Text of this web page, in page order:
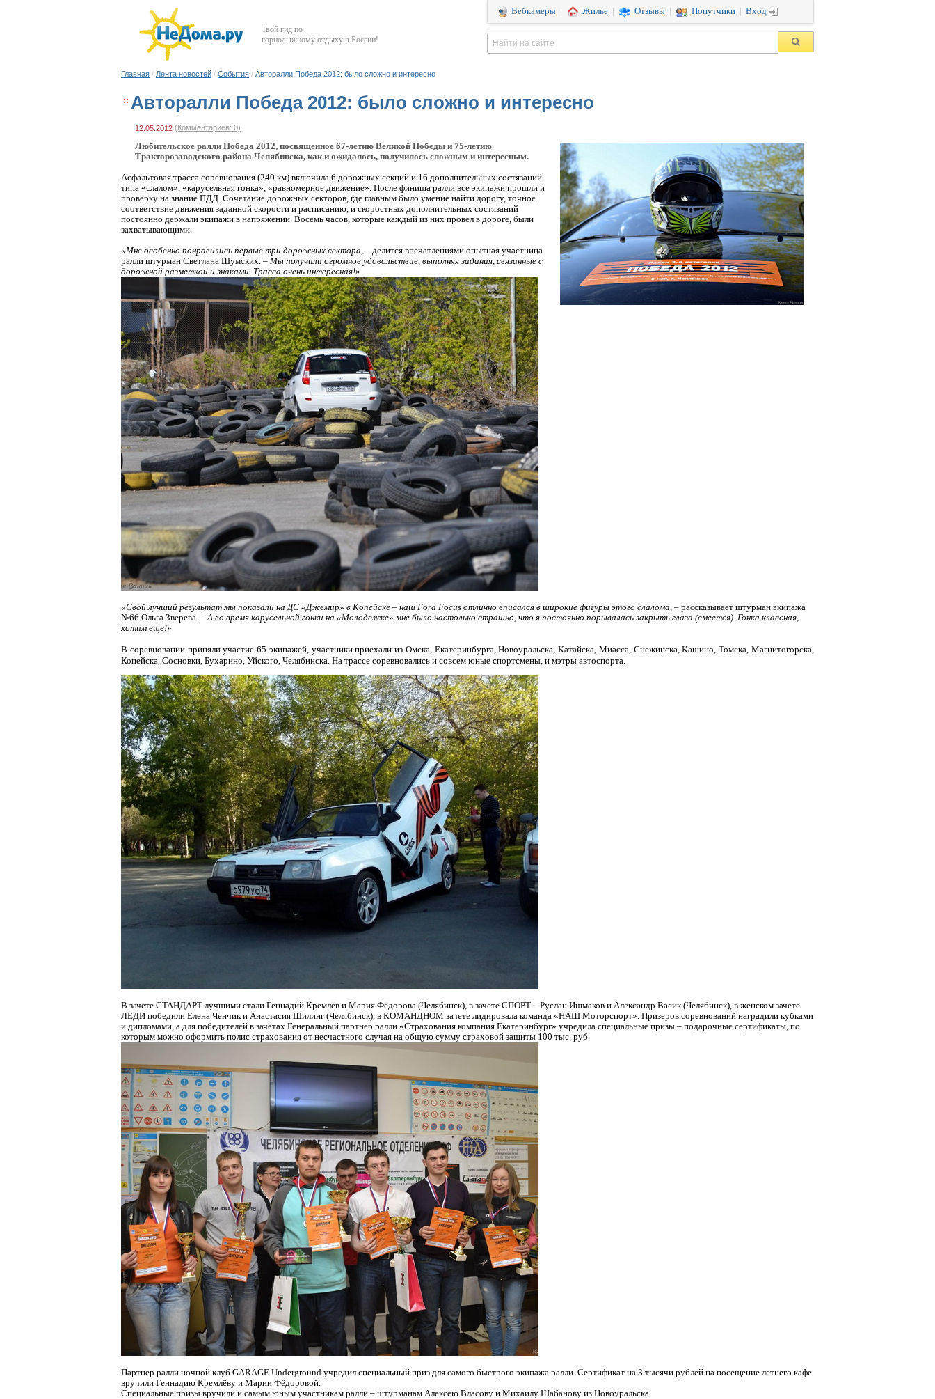
Твой гид по
горнолыжному отдыху в России!
Вебкамеры Жилье Отзывы Попутчики Вход
Главная / Лента новостей / События / Авторалли Победа 2012: было сложно и интересно
Авторалли Победа 2012: было сложно и интересно
12.05.2012 (Комментариев: 0)
Любительское ралли Победа 2012, посвященное 67-летию Великой Победы и 75-летию
Тракторозаводского района Челябинска, как и ожидалось, получилось сложным и интересным.
Асфальтовая трасса соревнования (240 км) включила 6 дорожных секций и 16 дополнительных состязаний
типа «слалом», «карусельная гонка», «равномерное движение». После финиша ралли все экипажи прошли и
проверку на знание ПДД. Сочетание дорожных секторов, где главным было умение найти дорогу, точное
соответствие движения заданной скорости и расписанию, и скоростных дополнительных состязаний
постоянно держали экипажи в напряжении. Восемь часов, которые каждый из них провел в дороге, были
захватывающими.
«Мне особенно понравились первые три дорожных сектора, – делится впечатлениями опытная участница
ралли штурман Светлана Шумских. – Мы получили огромное удовольствие, выполняя задания, связанные с
дорожной разметкой и знаками. Трасса очень интересная!»
«Свой лучший результат мы показали на ДС «Джемир» в Копейске – наш Ford Focus отлично вписался в широкие фигуры этого слалома, – рассказывает штурман экипажа
№66 Ольга Зверева. –А во время карусельной гонки на «Молодежке» мне было настолько страшно, что я постоянно порывалась закрыть глаза (смеется). Гонка классная,
хотим еще!»
В соревновании приняли участие 65 экипажей, участники приехали из Омска, Екатеринбурга, Новоуральска, Катайска, Миасса, Снежинска, Кашино, Томска, Магнитогорска,
Копейска, Сосновки, Бухарино, Уйского, Челябинска. На трассе соревновались и совсем юные спортсмены, и мэтры автоспорта.
В зачете СТАНДАРТ лучшими стали Геннадий Кремлёв и Мария Фёдорова (Челябинск), в зачете СПОРТ – Руслан Ишмаков и Александр Васик (Челябинск), в женском зачете
ЛЕДИ победили Елена Ченчик и Анастасия Шилинг (Челябинск), в КОМАНДНОМ зачете лидировала команда «НАШ Моторспорт». Призеров соревнований наградили кубками
и дипломами, а для победителей в зачётах Генеральный партнер ралли «Страхования компания Екатеринбург» учредила специальные призы – подарочные сертификаты, по
которым можно оформить полис страхования от несчастного случая на общую сумму страховой защиты 100 тыс. руб.
Партнер ралли ночной клуб GARAGE Underground учредил специальный приз для самого быстрого экипажа ралли. Сертификат на 3 тысячи рублей на посещение летнего кафе
вручили Геннадию Кремлёву и Марии Фёдоровой.
Специальные призы вручили и самым юным участникам ралли – штурманам Алексею Власову и Михаилу Шабанову из Новоуральска.